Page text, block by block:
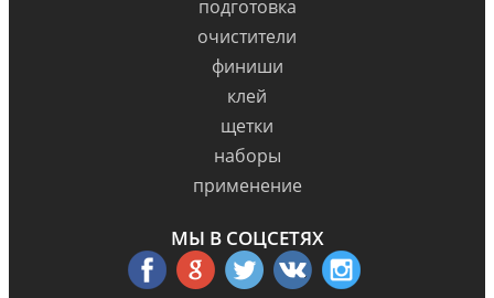
подготовка
очистители
финиши
клей
щетки
наборы
применение
МЫ В СОЦСЕТЯХ